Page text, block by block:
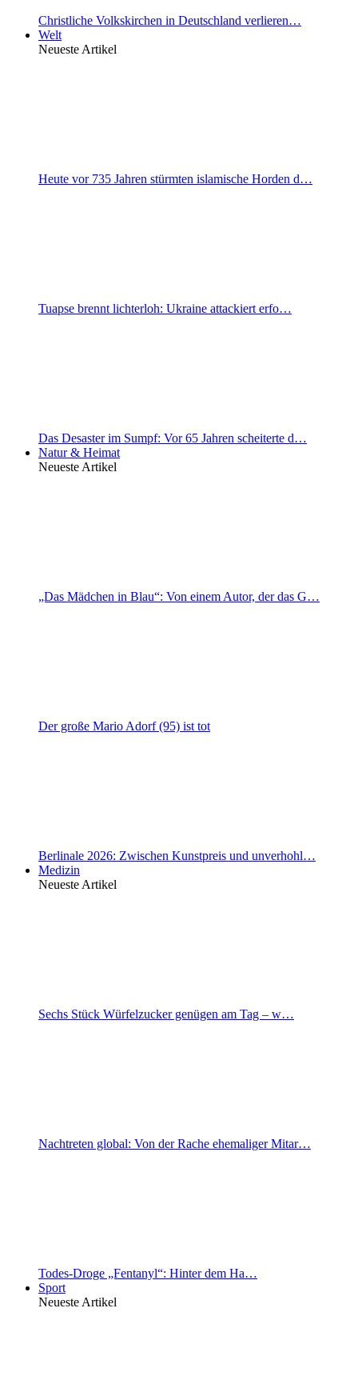
Christliche Volkskirchen in Deutschland verlieren…
Welt
Neueste Artikel
Heute vor 735 Jahren stürmten islamische Horden d…
Tuapse brennt lichterloh: Ukraine attackiert erfo…
Das Desaster im Sumpf: Vor 65 Jahren scheiterte d…
Natur & Heimat
Neueste Artikel
„Das Mädchen in Blau“: Von einem Autor, der das G…
Der große Mario Adorf (95) ist tot
Berlinale 2026: Zwischen Kunstpreis und unverhohl…
Medizin
Neueste Artikel
Sechs Stück Würfelzucker genügen am Tag – w…
Nachtreten global: Von der Rache ehemaliger Mitar…
Todes-Droge „Fentanyl“: Hinter dem Ha…
Sport
Neueste Artikel